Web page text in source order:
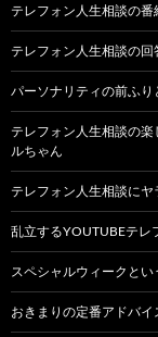
テレフォン人生相談の番
テレフォン人生相談の回
パーソナリティの前ふ
テレフォン人生相談の
ルちゃん
テレフォン人生相談に
乱立するYOUTUBEテレ
スペシャルウィークと
おきまりの定番アドバイ